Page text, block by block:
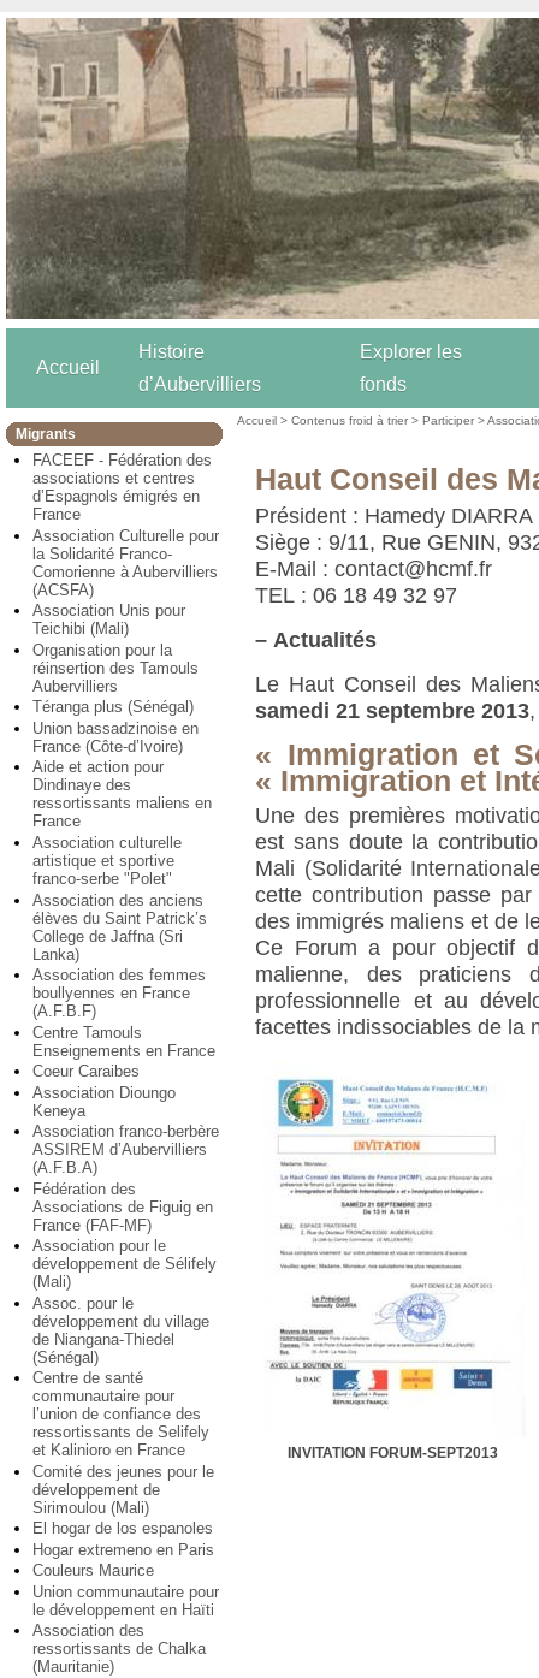
Accueil
Histoire
d’Aubervilliers
Explorer les
fonds
Migrants
FACEEF - Fédération des
associations et centres
d’Espagnols émigrés en
France
Association Culturelle pour
la Solidarité Franco-
Comorienne à Aubervilliers
(ACSFA)
Association Unis pour
Teichibi (Mali)
Organisation pour la
réinsertion des Tamouls
Aubervilliers
Téranga plus (Sénégal)
Union bassadzinoise en
France (Côte-d’Ivoire)
Aide et action pour
Dindinaye des
ressortissants maliens en
France
Association culturelle
artistique et sportive
franco-serbe "Polet"
Association des anciens
élèves du Saint Patrick’s
College de Jaffna (Sri
Lanka)
Association des femmes
boullyennes en France
(A.F.B.F)
Centre Tamouls
Enseignements en France
Coeur Caraibes
Association Dioungo
Keneya
Association franco-berbère
ASSIREM d’Aubervilliers
(A.F.B.A)
Fédération des
Associations de Figuig en
France (FAF-MF)
Association pour le
développement de Sélifely
(Mali)
Assoc. pour le
développement du village
de Niangana-Thiedel
(Sénégal)
Centre de santé
communautaire pour
l’union de confiance des
ressortissants de Selifely
et Kalinioro en France
Comité des jeunes pour le
développement de
Sirimoulou (Mali)
El hogar de los espanoles
Hogar extremeno en Paris
Couleurs Maurice
Union communautaire pour
le développement en Haïti
Association des
ressortissants de Chalka
(Mauritanie)
Accueil >Contenus froid à trier >Participer >
Haut Conseil des
Président : Hamedy DIARRA
Siège : 9/11, Rue GENIN,
E-Mail : contact@hcmf.fr
TEL : 06 18 49 32 97
– Actualités
Le Haut Conseil des
samedi 21 septembre 2013
« Immigration et
« Immigration et
Une des premières
est sans doute la
Mali (Solidarité
cette contribution passe par
des immigrés maliens et de
Ce Forum a pour objectif
malienne, des praticiens
professionnelle et au
facettes indissociables de la
INVITATION FORUM-SEPT2013